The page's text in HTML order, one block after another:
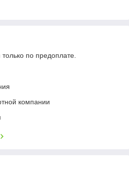
по предоплате.
компании